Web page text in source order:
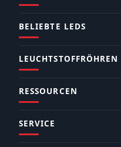
BELIEBTE LEDS
LEUCHTSTOFFRÖHREN
RESSOURCEN
SERVICE